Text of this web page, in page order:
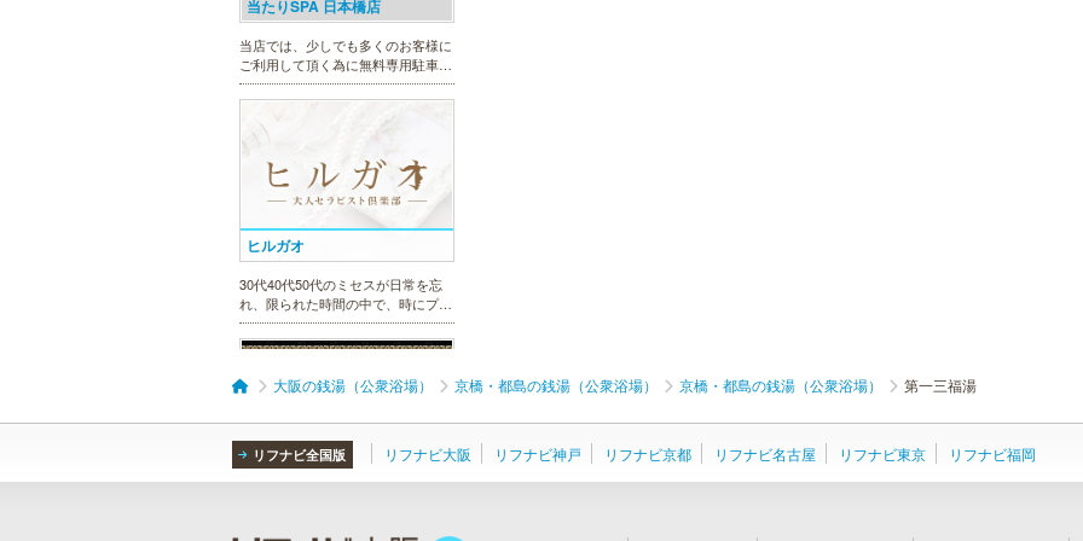
当たりSPA 日本橋店
当店では、少しでも多くのお客様に
ご利用して頂く為に無料専用駐車場
を完備しております。★完全個室★
お客様に『当たり』と思ってもらえ
る様ルックス、施術レベルを極めた
セラピストがマッサージをご提供致
します。
ヒルガオ
30代40代50代のミセスが日常を忘
れ、限られた時間の中で、時にプロ
フェッショナルに、時に恋人らしく
大人セラピストの魅力を存分に発揮
美魔女セラピー 梅田店
大阪の銭湯（公衆浴場） 京橋・都島の銭湯（公衆浴場） 京橋・都島の銭湯（公衆浴場） 第一三福湯
リフナビ全国版 リフナビ大阪 リフナビ神戸 リフナビ京都 リフナビ名古屋 リフナビ東京 リフナビ福岡